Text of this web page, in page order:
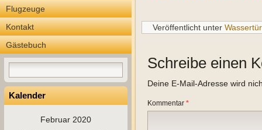
Flugzeuge
Kontakt
Gästebuch
Kalender
Februar 2020
Veröffentlicht unter
Schreibe einen
Deine E-Mail-Adresse wird
Kommentar *